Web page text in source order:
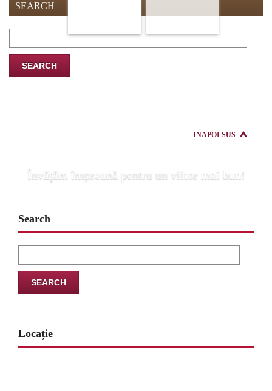
SEARCH
for:
INAPOI SUS
Învăţăm împreună pentru un viitor mai bun!
Search
for:
Locație